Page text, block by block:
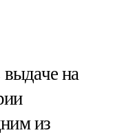
выдаче на
из